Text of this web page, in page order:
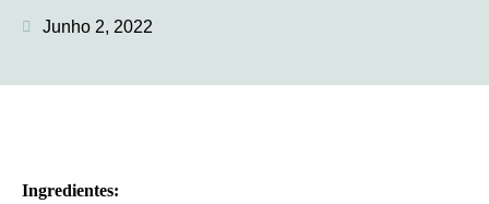
Junho 2, 2022
Ingredientes: